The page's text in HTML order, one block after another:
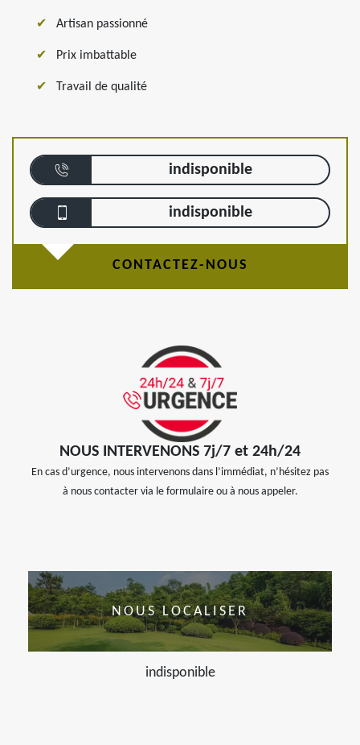
Artisan passionné
Prix imbattable
Travail de qualité
indisponible
indisponible
CONTACTEZ-NOUS
NOUS INTERVENONS 7j/7 et 24h/24
En cas d’urgence, nous intervenons dans l’immédiat, n’hésitez pas
à nous contacter via le formulaire ou à nous appeler.
NOUS LOCALISER
indisponible